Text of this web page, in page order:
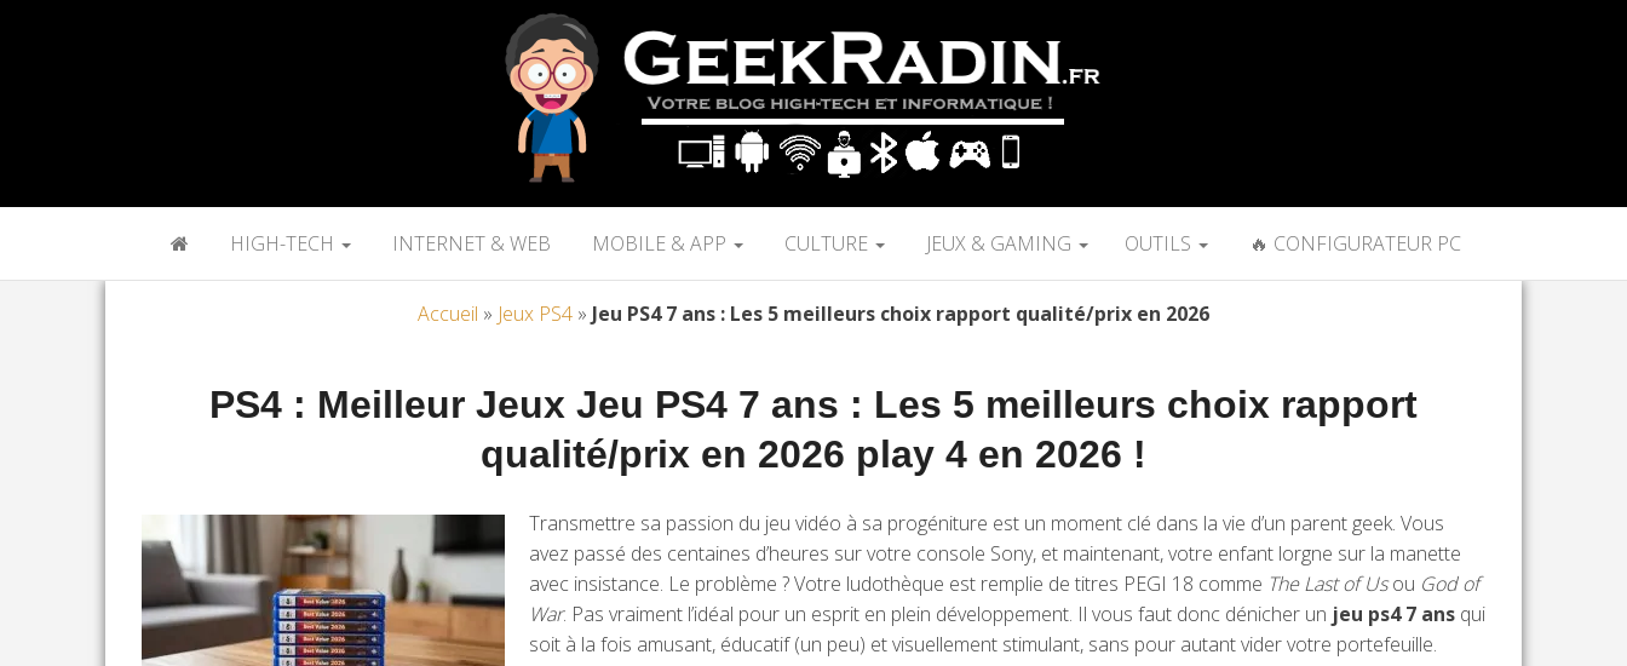
HIGH-TECH INTERNET & WEB MOBILE & APP CULTURE JEUX & GAMING OUTILS 🔥 CONFIGURATEUR PC
Accueil » Jeux PS4 » Jeu PS4 7 ans : Les 5 meilleurs choix rapport qualité/prix en 2026
PS4 : Meilleur Jeux Jeu PS4 7 ans : Les 5 meilleurs choix rapport
qualité/prix en 2026 play 4 en 2026 !
Transmettre sa passion du jeu vidéo à sa progéniture est un moment clé dans la vie d’un parent geek. Vous
avez passé des centaines d’heures sur votre console Sony, et maintenant, votre enfant lorgne sur la manette
avec insistance. Le problème ? Votre ludothèque est remplie de titres PEGI 18 comme The Last of Usou God of
War. Pas vraiment l’idéal pour un esprit en plein développement. Il vous faut donc dénicher un jeu ps4 7 ans qui
soit à la fois amusant, éducatif (un peu) et visuellement stimulant, sans pour autant vider votre portefeuille.